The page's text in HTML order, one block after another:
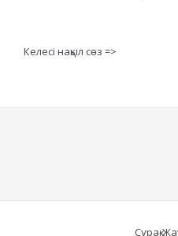
Келесі нақыл сөз =>
Сұрақ-